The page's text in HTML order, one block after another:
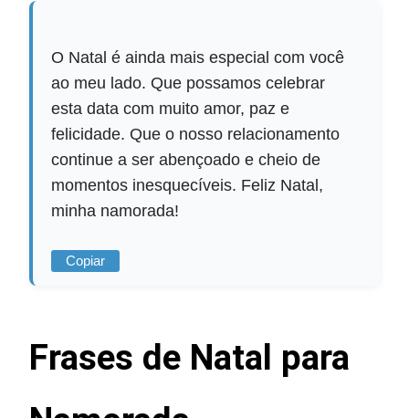
O Natal é ainda mais especial com você
ao meu lado. Que possamos celebrar
esta data com muito amor, paz e
felicidade. Que o nosso relacionamento
continue a ser abençoado e cheio de
momentos inesquecíveis. Feliz Natal,
minha namorada!
Copiar
Frases de Natal para